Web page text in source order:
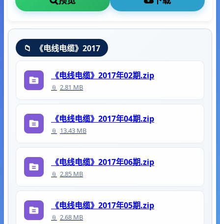
《电线电缆》2017
《电线电缆》2017年02期.zip
2.81 MB
《电线电缆》2017年04期.zip
13.43 MB
《电线电缆》2017年06期.zip
2.85 MB
《电线电缆》2017年05期.zip
2.68 MB